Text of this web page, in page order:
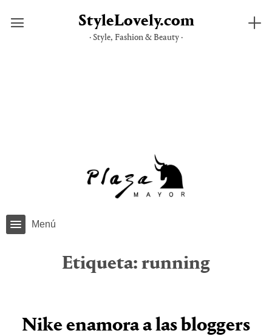
StyleLovely.com
· Style, Fashion & Beauty ·
Menú
Etiqueta: running
Nike enamora a las bloggers